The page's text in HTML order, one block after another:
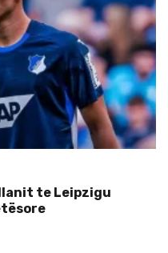
te Leipzigu